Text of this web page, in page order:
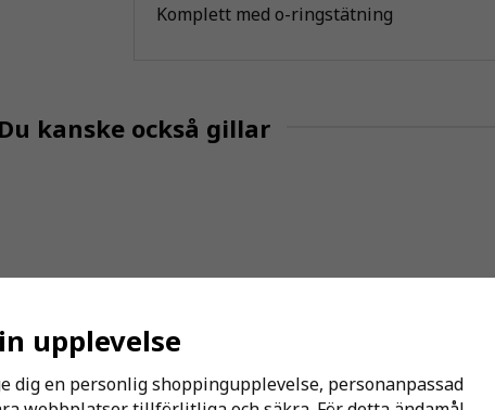
Komplett med o-ringstätning
Du kanske också gillar
upplevelse
dig en personlig shoppingupplevelse, personanpassad